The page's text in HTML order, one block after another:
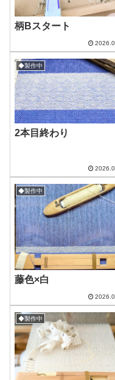
柄Bスタート
◆製作中
2本目終わり
◆製作中
藤色×白
◆製作中